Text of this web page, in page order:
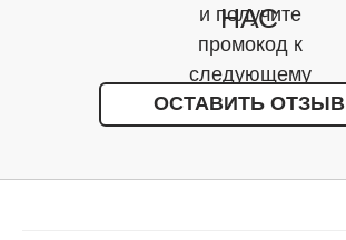
НАС
и получите
промокод к
следующему
заказу
ОСТАВИТЬ ОТЗЫВ